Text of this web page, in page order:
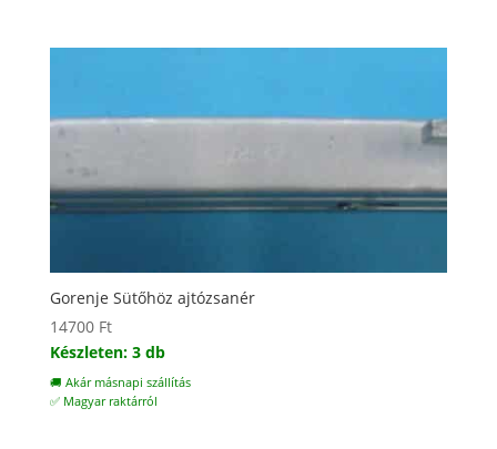
Gorenje Sütőhöz ajtózsanér
14700 Ft
Készleten: 3 db
🚚 Akár másnapi szállítás
✅ Magyar raktárról